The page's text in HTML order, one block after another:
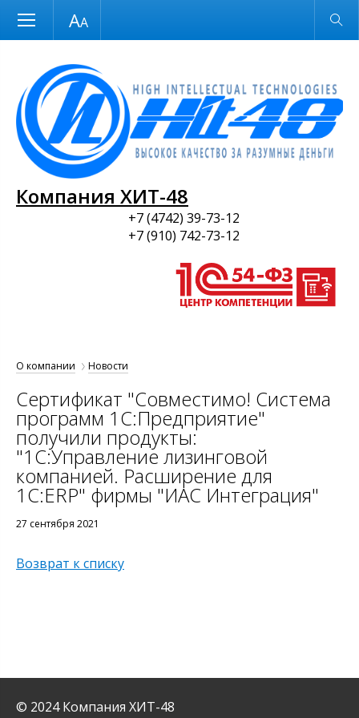
Размер шрифта Обычная версия
Компания ХИТ-48
+7 (4742) 39-73-12
+7 (910) 742-73-12
О компании Новости
Сертификат "Совместимо! Система
программ 1С:Предприятие"
получили продукты:
"1С:Управление лизинговой
компанией. Расширение для
1С:ERP" фирмы "ИАС Интеграция"
27 сентября 2021
Возврат к списку
© 2024 Компания ХИТ-48